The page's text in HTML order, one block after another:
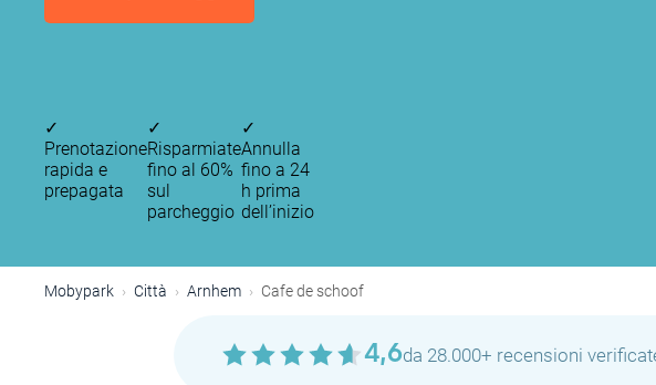
✓
Prenotazione
rapida e
prepagata
✓
Risparmiate
fino al 60%
sul
parcheggio
✓
Annulla
fino a 24
h prima
dell’inizio
Mobypark Città Arnhem Cafe de schoof
4,6da 28.000+ recensioni